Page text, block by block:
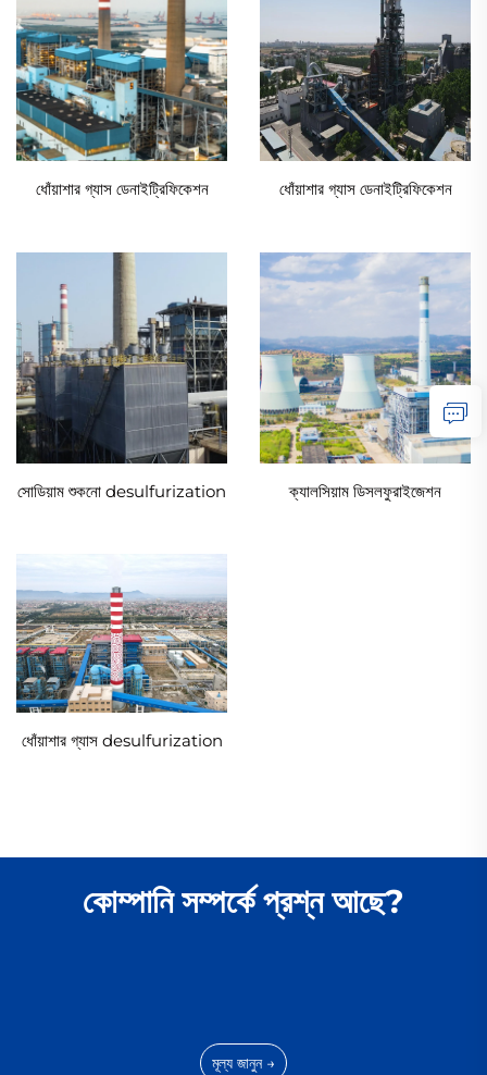
ধোঁয়াশার গ্যাস ডেনাইট্রিফিকেশন ধোঁয়াশার গ্যাস ডেনাইট্রিফিকেশন
সোডিয়াম শুকনো desulfurization ক্যালসিয়াম ডিসলফুরাইজেশন
ধোঁয়াশার গ্যাস desulfurization
কোম্পানি সম্পর্কে প্রশ্ন আছে?
মূল্য জানুন →